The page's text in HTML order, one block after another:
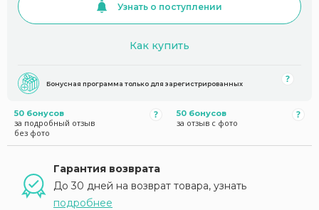
Узнать о поступлении
Как купить
Бонусная программа только для зарегистрированных
50 бонусов
за подробный отзыв
без фото
50 бонусов
за отзыв с фото
Гарантия возврата
До 30 дней на возврат товара, узнать
подробнее